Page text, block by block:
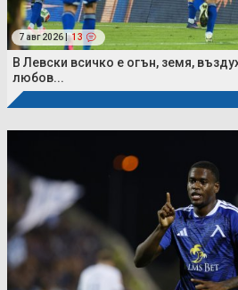
7 авг 2026 | 13
В Левски всичко е огън, земя,
любов...